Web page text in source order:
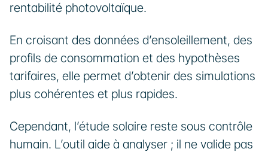
rentabilité photovoltaïque.
En croisant des données d’ensoleillement, des
profils de consommation et des hypothèses
tarifaires, elle permet d’obtenir des simulations
plus cohérentes et plus rapides.
Cependant, l’étude solaire reste sous contrôle
humain. L’outil aide à analyser ; il ne valide pas